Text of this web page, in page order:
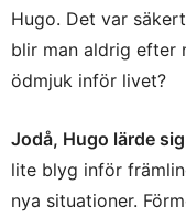
Hugo. Det var
blir man aldrig efter
ödmjuk inför livet?
Jodå, Hugo lärde
lite blyg inför
nya situationer.